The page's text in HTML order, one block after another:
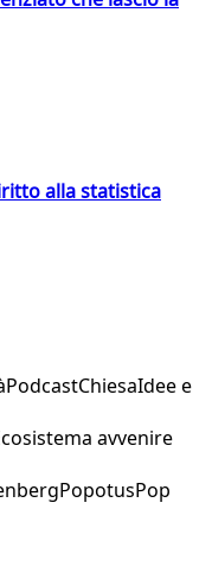
alla statistica
PodcastChiesaIdee e
avvenire
PopotusPop